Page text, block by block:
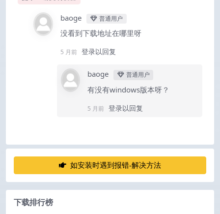
baoge 普通用户
没看到下载地址在哪里呀
5 月前 登录以回复
baoge 普通用户
有没有windows版本呀？
5 月前 登录以回复
如安装时遇到报错-解决方法
下载排行榜